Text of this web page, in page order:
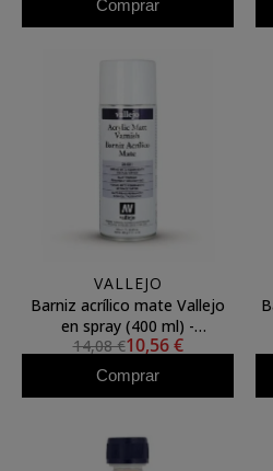
Comprar
VALLEJO
Barniz acrílico mate Vallejo
en spray (400 ml) -
Protección UV
14,08 €10,56 €
Comprar